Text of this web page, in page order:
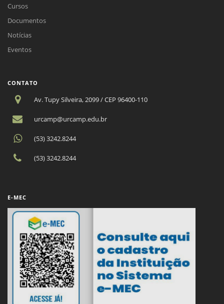
Cursos
Documentos
Notícias
Eventos
CONTATO
Av. Tupy Silveira, 2099 / CEP 96400-110
urcamp@urcamp.edu.br
(53) 3242.8244
(53) 3242.8244
E-MEC